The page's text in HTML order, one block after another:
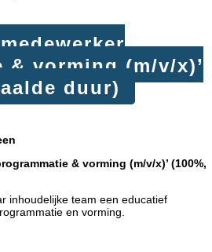
& vorming (m/v/x)’
duur)
& vorming (m/v/x)’ (100%,
inhoudelijke team een educatief
en vorming.